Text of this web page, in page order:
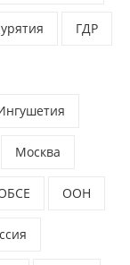
ГДР
Москва
ООН